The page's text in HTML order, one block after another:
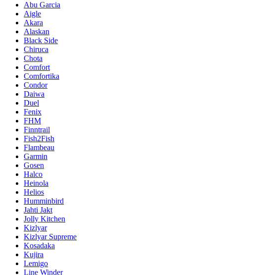
Abu Garcia
Aigle
Akara
Alaskan
Black Side
Chiruca
Chota
Comfort
Comfortika
Condor
Daiwa
Duel
Fenix
FHM
Finntrail
Fish2Fish
Flambeau
Garmin
Gosen
Halco
Heinola
Helios
Humminbird
Jahti Jakt
Jolly Kitchen
Kizlyar
Kizlyar Supreme
Kosadaka
Kujira
Lemigo
Line Winder